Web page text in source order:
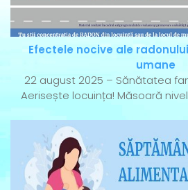
Efectele nocive ale
umane
22 august 2025 – Sănătatea
Aerisește locuința! Măsoară